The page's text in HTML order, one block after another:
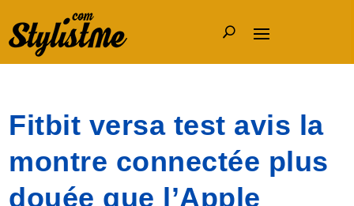
Fitbit versa test avis la
montre connectée plus
douée que l’Apple